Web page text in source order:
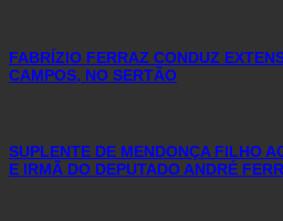
FABRÍZIO FERRAZ CONDUZ
CAMPOS, NO SERTÃO
SUPLENTE DE MENDONÇA FILHO
E IRMÃ DO DEPUTADO ANDRÉ